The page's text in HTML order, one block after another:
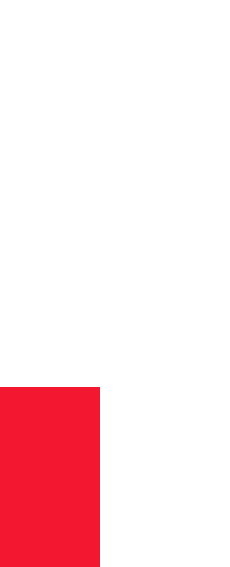
B. Braun avec notre portefeuille complet.
Pour plus d’informations, veuillez visiter notre page de soins à domicile.
sur notre marché du travail mondial des profils d’emploi intéressants.
en plus sur notre centre d’innovation et présentez votre idée.